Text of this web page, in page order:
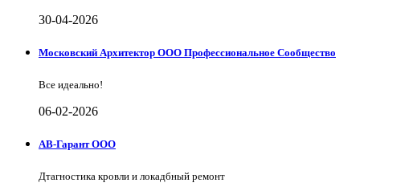
30-04-2026
Московский Архитектор ООО Профессиональное Сообщество
Все идеально!
06-02-2026
АВ-Гарант ООО
Дтагностика кровли и локадбный ремонт